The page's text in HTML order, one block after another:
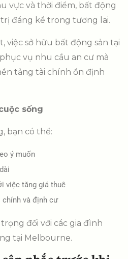
vực và thời điểm, bất động
đáng kể trong tương lai.
việc sở hữu bất động sản tại
vụ nhu cầu an cư mà
tảng tài chính ổn định
sống
bạn có thể:
ý muốn
việc tăng giá thuê
chính và định cư
đối với các gia đình
tại Melbourne.